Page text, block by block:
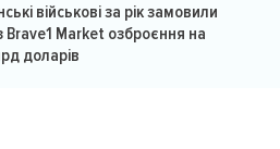
військові за рік замовили
Brave1 Market озброєння на
доларів